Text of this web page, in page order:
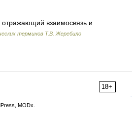
отражающий взаимосвязь и
терминов Т.В. Жеребило
18+
MODx.